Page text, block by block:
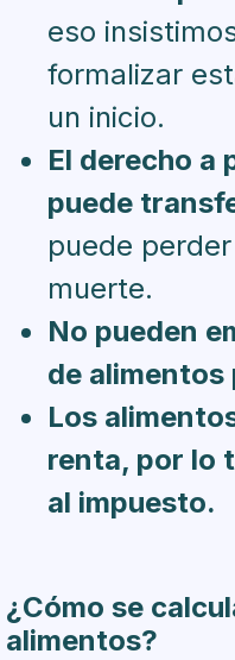
eso
formalizar
un inicio.
El derecho a
puede
puede
muerte.
No pueden
de alimentos
Los
renta, por lo
al impuesto.
¿Cómo se
alimentos?